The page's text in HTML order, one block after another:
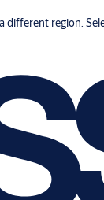
different region.